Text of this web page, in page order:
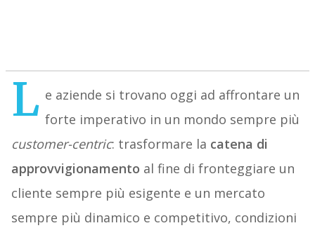
L e aziende si trovano oggi ad affrontare un
forte imperativo in un mondo sempre più
customer-centric: trasformare la catena di
approvvigionamento al fine di fronteggiare un
cliente sempre più esigente e un mercato
sempre più dinamico e competitivo, condizioni